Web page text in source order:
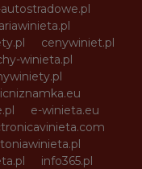
cenywiniet.pl
winieta.pl
e-winieta.eu
info365.pl